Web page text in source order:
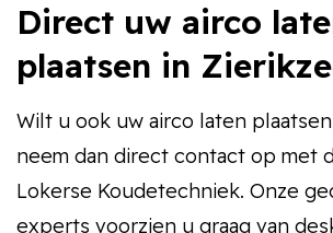
Direct uw airco
plaatsen in
Wilt u ook uw airco laten
neem dan direct contact op met
Lokerse Koudetechniek. Onze
experts voorzien u graag van